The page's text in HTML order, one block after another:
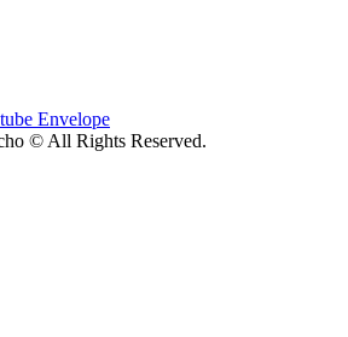
Envelope
© All Rights Reserved.